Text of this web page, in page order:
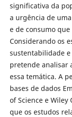
significativa da
a urgência de
e de consumo
Considerando os
sustentabilidade e
pretende analisar
essa temática. A
bases de dados
of Science e
que os estudos